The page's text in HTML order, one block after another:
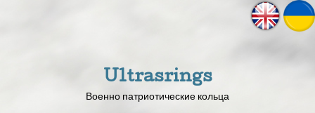
Ultrasrings
Военно патриотические кольца